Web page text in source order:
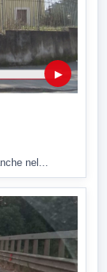
▶
nel...